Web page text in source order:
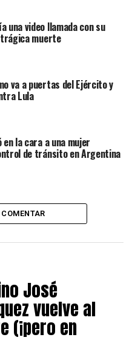
una video llamada con su
trágica muerte
va a puertas del Ejército y
Lula
la cara a una mujer
de tránsito en Argentina
José
vuelve al
(¡pero en